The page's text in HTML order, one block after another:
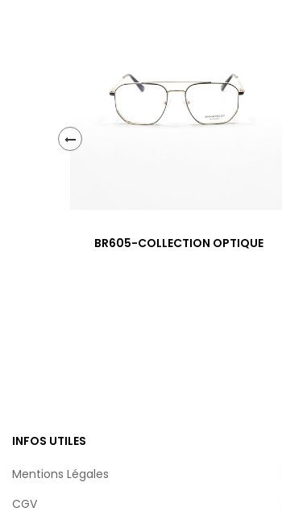
BR605-COLLECTION OPTIQUE
INFOS UTILES
Mentions Légales
CGV